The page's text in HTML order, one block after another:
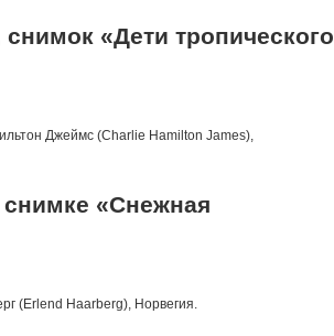
«Дети тропического
Джеймс (Charlie Hamilton James),
«Снежная
(Erlend Haarberg), Норвегия.